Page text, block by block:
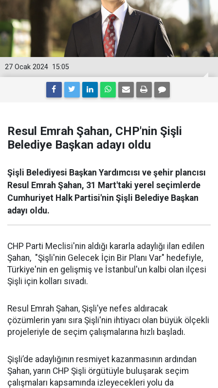
15:05
27 Ocak 2024
Resul Emrah Şahan, CHP'nin Şişli
Belediye Başkan adayı oldu
Şişli Belediyesi Başkan Yardımcısı ve şehir plancısı
Resul Emrah Şahan, 31 Mart'taki yerel seçimlerde
Cumhuriyet Halk Partisi'nin Şişli Belediye Başkan
adayı oldu.
CHP Parti Meclisi'nin aldığı kararla adaylığı ilan edilen
Şahan, "Şişli'nin Gelecek İçin Bir Planı Var" hedefiyle,
Türkiye'nin en gelişmiş ve İstanbul'un kalbi olan ilçesi
Şişli için kolları sıvadı.
Resul Emrah Şahan, Şişli'ye nefes aldıracak
çözümlerin yanı sıra Şişli'nin ihtiyacı olan büyük ölçekli
projeleriyle de seçim çalışmalarına hızlı başladı.
Şişli’de adaylığının resmiyet kazanmasının ardından
Şahan, yarın CHP Şişli örgütüyle buluşarak seçim
çalışmaları kapsamında izleyecekleri yolu da